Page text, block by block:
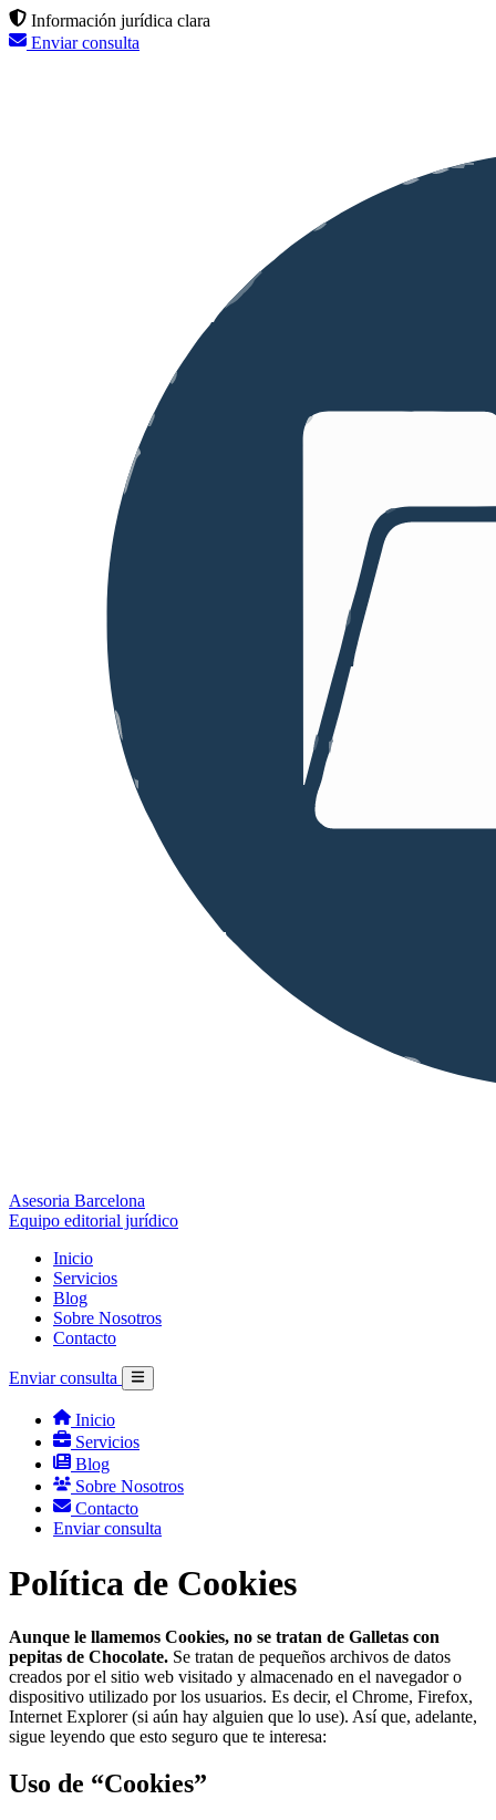
Información jurídica clara
Enviar consulta
Asesoria Barcelona
Equipo editorial jurídico
Inicio
Servicios
Blog
Sobre Nosotros
Contacto
Enviar consulta
Inicio
Servicios
Blog
Sobre Nosotros
Contacto
Enviar consulta
Política de Cookies
Aunque le llamemos Cookies, no se tratan de Galletas con
pepitas de Chocolate. Se tratan de pequeños archivos de datos
creados por el sitio web visitado y almacenado en el navegador o
dispositivo utilizado por los usuarios. Es decir, el Chrome, Firefox,
Internet Explorer (si aún hay alguien que lo use). Así que, adelante,
sigue leyendo que esto seguro que te interesa:
Uso de “Cookies”